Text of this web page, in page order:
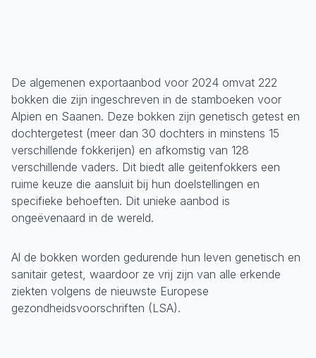
De algemenen exportaanbod voor 2024 omvat 222
bokken die zijn ingeschreven in de stamboeken voor
Alpien en Saanen. Deze bokken zijn genetisch getest en
dochtergetest (meer dan 30 dochters in minstens 15
verschillende fokkerijen) en afkomstig van 128
verschillende vaders. Dit biedt alle geitenfokkers een
ruime keuze die aansluit bij hun doelstellingen en
specifieke behoeften. Dit unieke aanbod is
ongeëvenaard in de wereld.
Al de bokken worden gedurende hun leven genetisch en
sanitair getest, waardoor ze vrij zijn van alle erkende
ziekten volgens de nieuwste Europese
gezondheidsvoorschriften (LSA).